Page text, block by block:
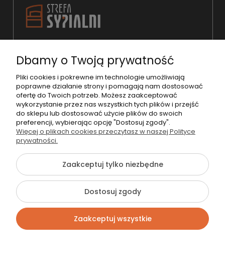
shop@strefasypialni.pl
Pon. - Pt. 11:00 - 19:00
Sob.
10:00 - 15:00
Szablon Flex byEcommercy
Pokaż pełną wersję strony
Sklep internetowy Shoper Premium
Dbamy o Twoją prywatność
Pliki cookies i pokrewne im technologie umożliwiają
poprawne działanie strony i pomagają nam dostosować
ofertę do Twoich potrzeb. Możesz zaakceptować
wykorzystanie przez nas wszystkich tych plików i przejść
do sklepu lub dostosować użycie plików do swoich
preferencji, wybierając opcję "Dostosuj zgody".
Więcej o plikach cookies przeczytasz w naszej Polityce
prywatności.
Zaakceptuj tylko niezbędne
Dostosuj zgody
Zaakceptuj wszystkie